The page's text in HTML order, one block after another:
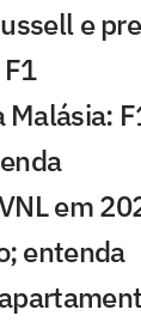
e
Malásia:
em
entenda